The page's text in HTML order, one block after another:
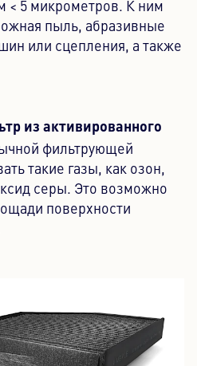
< 5 микрометров. К ним
пыль, абразивные
или сцепления, а также
из активированного
фильтрующей
такие газы, как озон,
серы. Это возможно
поверхности